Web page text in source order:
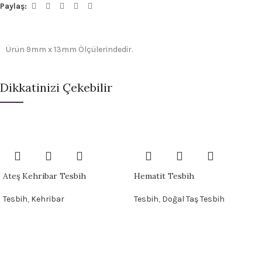
Paylaş:
Ürün 9mm x 13mm Ölçülerindedir.
Dikkatinizi Çekebilir
Ateş Kehribar Tesbih
Tesbih, Kehribar
Hematit Tesbih
Tesbih, Doğal Taş Tesbih